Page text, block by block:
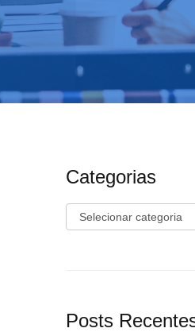
Categorias
Categorias
Posts